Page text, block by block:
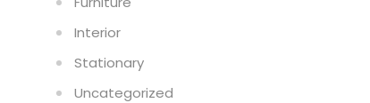
Interior
Stationary
Uncategorized